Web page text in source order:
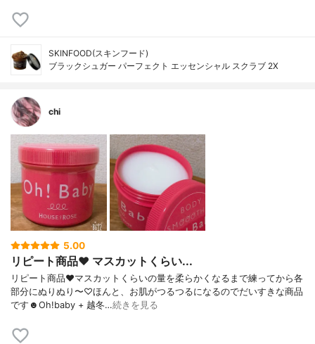
SKINFOOD(スキンフード)
ブラックシュガー パーフェクト エッセンシャル スクラブ 2X
chi
5.00
リピート商品❤︎ マスカットくらい...
リピート商品❤︎マスカットくらいの量を柔らかくなるまで練ってから各
部分にぬりぬり〜♡ほんと、お肌がつるつるになるのでだいすきな商品
です☻Oh!baby + 越冬…続きを見る